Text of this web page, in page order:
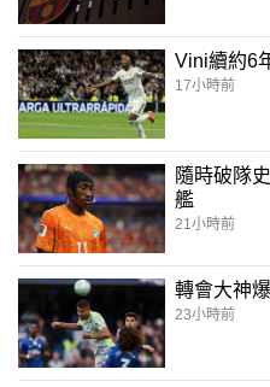
Vini續約6
17小時前
隨時破隊
艦
21小時前
轉會大神
23小時前